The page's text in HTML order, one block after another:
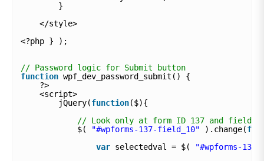
}
</style>
<?php } );
// Password logic for Submit button
function wpf_dev_password_submit() {
?>
<script>
jQuery(function($){
// Look only at form ID 137 and field
$(
"#wpforms-137-field_10" ).change(
var selectedval = $(
"#wpforms-